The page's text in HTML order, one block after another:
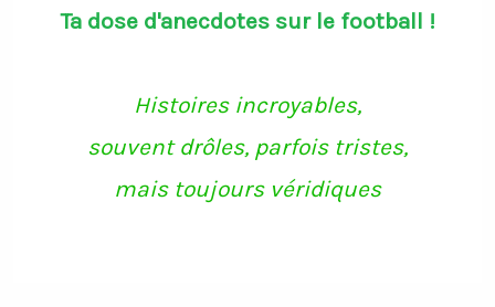
e
t
t
m
T
Ta dose d'anecdotes sur le football !
Histoires incroyables,
souvent drôles, parfois tristes,
mais toujours véridiques